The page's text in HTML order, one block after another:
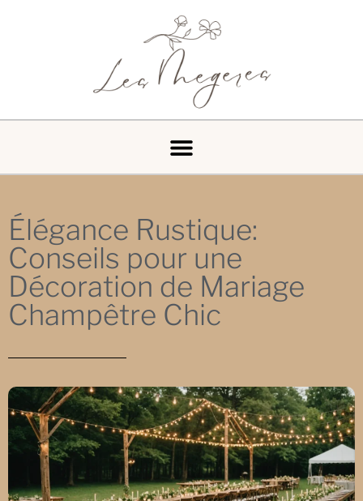
Élégance Rustique:
Conseils pour une
Décoration de Mariage
Champêtre Chic